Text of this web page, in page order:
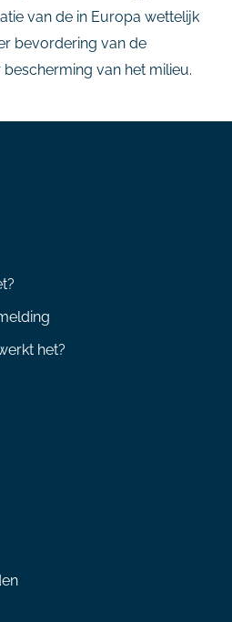
van de in Europa wettelijk
bevordering van de
van het milieu.
het?